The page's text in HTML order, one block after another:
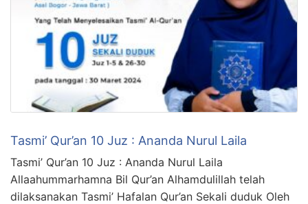
Tasmi’ Qur’an 10 Juz : Ananda Nurul Laila
Tasmi’ Qur’an 10 Juz : Ananda Nurul Laila
Allaahummarhamna Bil Qur’an Alhamdulillah telah
dilaksanakan Tasmi’ Hafalan Qur’an Sekali duduk Oleh